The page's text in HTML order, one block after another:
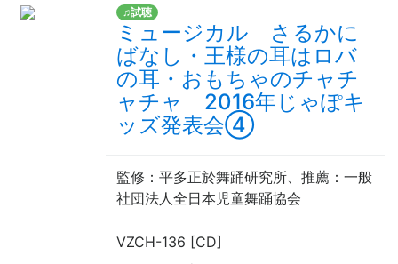
♫試聴
ミュージカル さるかに
ばなし・王様の耳はロバ
の耳・おもちゃのチャチ
ャチャ 2016年じゃぽキ
ッズ発表会④
監修 ：平多正於舞踊研究所、 推薦 ：一般
社団法人全日本児童舞踊協会
VZCH-136 [CD]